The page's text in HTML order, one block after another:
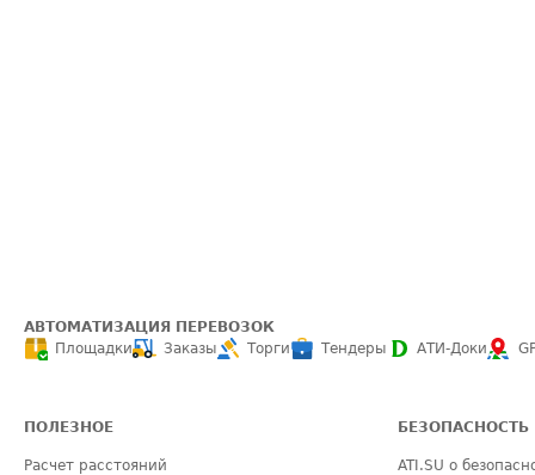
АВТОМАТИЗАЦИЯ ПЕРЕВОЗОК
Площадки
Заказы Торги Тендеры АТИ-Доки
ПОЛЕЗНОЕ
Расчет расстояний
БЕЗОПАСНОСТЬ
ATI.SU о